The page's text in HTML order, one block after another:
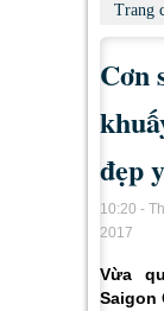
Trang
Cơn
đẹp
10:20 -
2017
Vừa
Saigon